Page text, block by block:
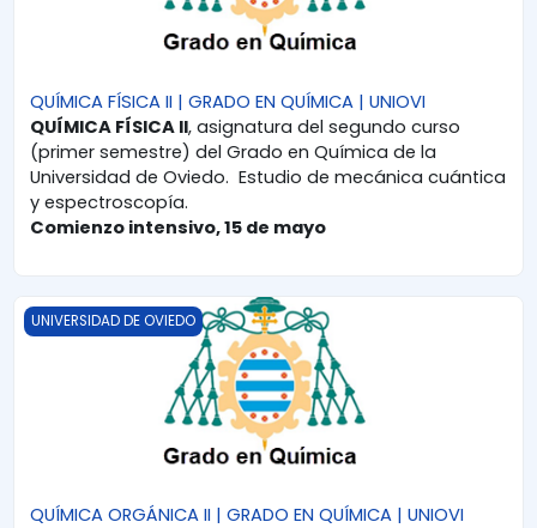
QUÍMICA FÍSICA II | GRADO EN QUÍMICA | UNIOVI
QUÍMICA FÍSICA II, asignatura del segundo curso
(primer semestre) del Grado en Química de la
Universidad de Oviedo. Estudio de mecánica cuántica
y espectroscopía.
Comienzo intensivo, 15 de mayo
QUÍMICA ORGÁNICA II | GRADO EN QUÍMICA | UNIOVI
UNIVERSIDAD DE OVIEDO
QUÍMICA ORGÁNICA II | GRADO EN QUÍMICA | UNIOVI